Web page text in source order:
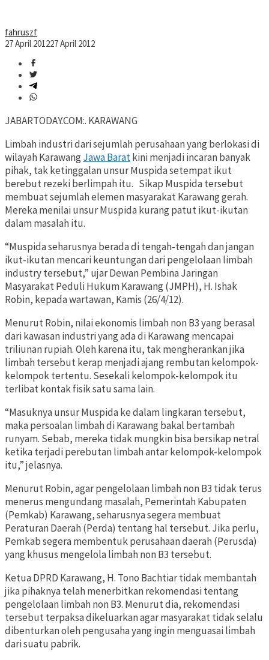
fahruszf
27 April 201227 April 2012
JABARTODAY.COM:. KARAWANG
Limbah industri dari sejumlah perusahaan yang berlokasi di
wilayah KarawangJawa Baratkini menjadi incaran banyak
pihak, tak ketinggalan unsur Muspida setempat ikut
berebut rezeki berlimpah itu. Sikap Muspida tersebut
membuat sejumlah elemen masyarakat Karawang gerah.
Mereka menilai unsur Muspida kurang patut ikut-ikutan
dalam masalah itu.
“Muspida seharusnya berada di tengah-tengah dan jangan
ikut-ikutan mencari keuntungan dari pengelolaan limbah
industry tersebut,” ujar Dewan Pembina Jaringan
Masyarakat Peduli Hukum Karawang (JMPH), H. Ishak
Robin, kepada wartawan, Kamis (26/4/12).
Menurut Robin, nilai ekonomis limbah non B3 yang berasal
dari kawasan industri yang ada di Karawang mencapai
triliunan rupiah. Oleh karena itu, tak mengherankan jika
limbah tersebut kerap menjadi ajang rembutan kelompok-
kelompok tertentu. Sesekali kelompok-kelompok itu
terlibat kontak fisik satu sama lain.
“Masuknya unsur Muspida ke dalam lingkaran tersebut,
maka persoalan limbah di Karawang bakal bertambah
runyam. Sebab, mereka tidak mungkin bisa bersikap netral
ketika terjadi perebutan limbah antar kelompok-kelompok
itu,” jelasnya.
Menurut Robin, agar pengelolaan limbah non B3 tidak terus
menerus mengundang masalah, Pemerintah Kabupaten
(Pemkab) Karawang, seharusnya segera membuat
Peraturan Daerah (Perda) tentang hal tersebut. Jika perlu,
Pemkab segera membentuk perusahaan daerah (Perusda)
yang khusus mengelola limbah non B3 tersebut.
Ketua DPRD Karawang, H. Tono Bachtiar tidak membantah
jika pihaknya telah menerbitkan rekomendasi tentang
pengelolaan limbah non B3. Menurut dia, rekomendasi
tersebut terpaksa dikeluarkan agar masyarakat tidak selalu
dibenturkan oleh pengusaha yang ingin menguasai limbah
dari suatu pabrik.